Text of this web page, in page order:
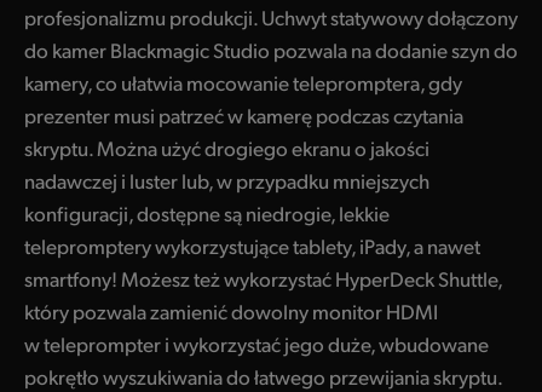
profesjonalizmu produkcji. Uchwyt statywowy dołączony
do kamer Blackmagic Studio pozwala na dodanie szyn do
kamery, co ułatwia mocowanie telepromptera, gdy
prezenter musi patrzeć w kamerę podczas czytania
skryptu. Można użyć drogiego ekranu o jakości
nadawczej i luster lub, w przypadku mniejszych
konfiguracji, dostępne są niedrogie, lekkie
telepromptery wykorzystujące tablety, iPady, a nawet
smartfony! Możesz też wykorzystać HyperDeck Shuttle,
który pozwala zamienić dowolny monitor HDMI
w teleprompter i wykorzystać jego duże, wbudowane
pokrętło wyszukiwania do łatwego przewijania skryptu.